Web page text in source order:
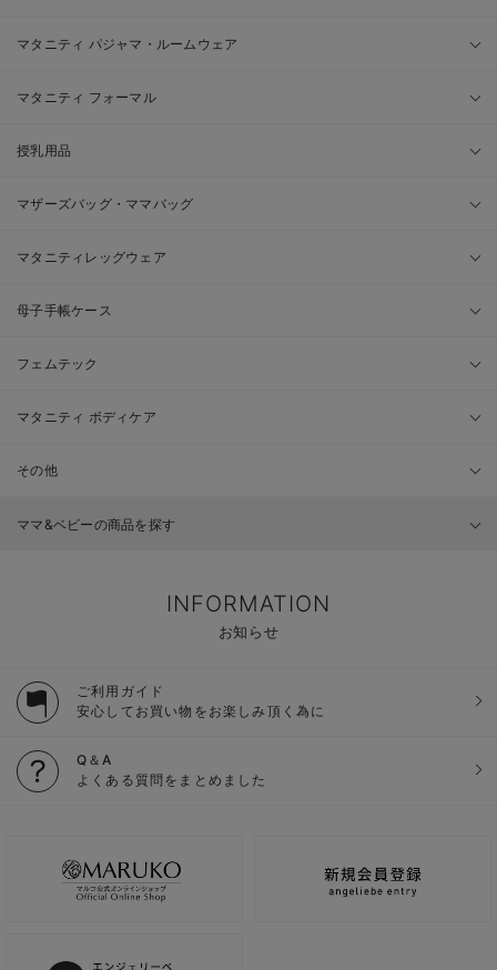
マタニティ パジャマ・ルームウェア
マタニティ フォーマル
授乳用品
マザーズバッグ・ママバッグ
マタニティレッグウェア
母子手帳ケース
フェムテック
マタニティ ボディケア
その他
ママ&ベビーの商品を探す
INFORMATION
お知らせ
ご利用ガイド
安心してお買い物をお楽しみ頂く為に
Q＆A
よくある質問をまとめました